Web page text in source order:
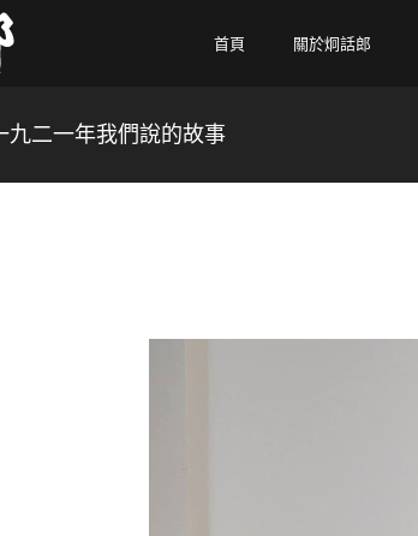
首頁 關於炯話郎
九二一年我們說的故事